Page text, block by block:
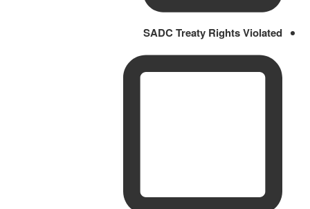
SADC Treaty Rights Violated